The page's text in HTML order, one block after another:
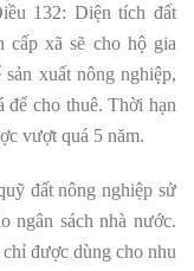
132: Diện tích đất
cấp xã sẽ cho hộ gia
xuất nông nghiệp,
để cho thuê. Thời hạn
vượt quá 5 năm.
đất nông nghiệp sử
ngân sách nhà nước.
được dùng cho nhu